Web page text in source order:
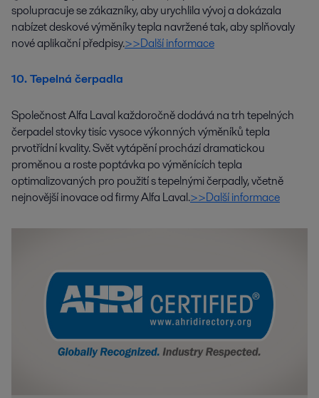
spolupracuje se zákazníky, aby urychlila vývoj a dokázala
nabízet deskové výměníky tepla navržené tak, aby splňovaly
nové aplikační předpisy.>>Další informace
10. Tepelná čerpadla
Společnost Alfa Laval každoročně dodává na trh tepelných
čerpadel stovky tisíc vysoce výkonných výměníků tepla
prvotřídní kvality. Svět vytápění prochází dramatickou
proměnou a roste poptávka po výměnících tepla
optimalizovaných pro použití s tepelnými čerpadly, včetně
nejnovější inovace od firmy Alfa Laval.>>Další informace